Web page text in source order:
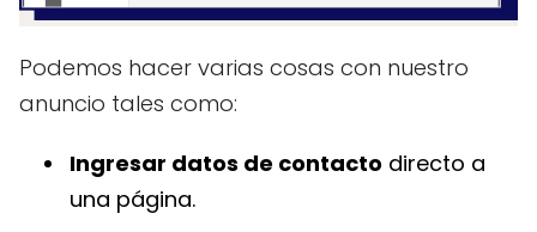
Podemos hacer varias cosas con nuestro
anuncio tales como:
Ingresar datos de contacto directo a
una página.